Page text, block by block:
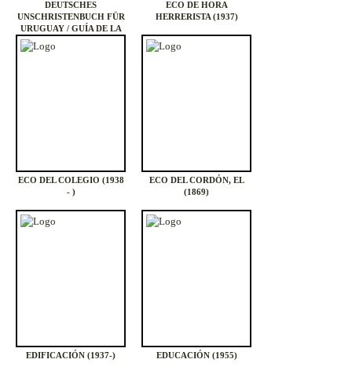
DEUTSCHES
UNSCHRISTENBUCH FÜR
URUGUAY / GUÍA DE LA
ALEMANA (1936-1937)
ECO DE HORA
HERRERISTA (1937)
ECO DEL COLEGIO (1938
- )
ECO DEL CORDÓN, EL
(1869)
EDIFICACIÓN (1937-) EDUCACIÓN (1955)